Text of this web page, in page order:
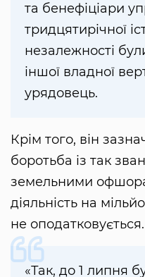
та бенефіціари
тридцятирічної
незалежності
іншої владної
урядовець.
Крім того, він
боротьба із так
земельними
діяльність на
не оподатковується.
«Так, до 1 липня